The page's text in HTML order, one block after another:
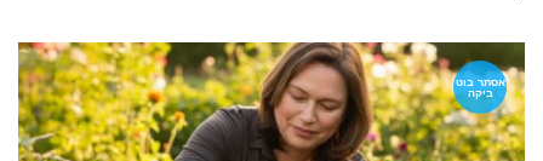
אסתר בוט
ביקה